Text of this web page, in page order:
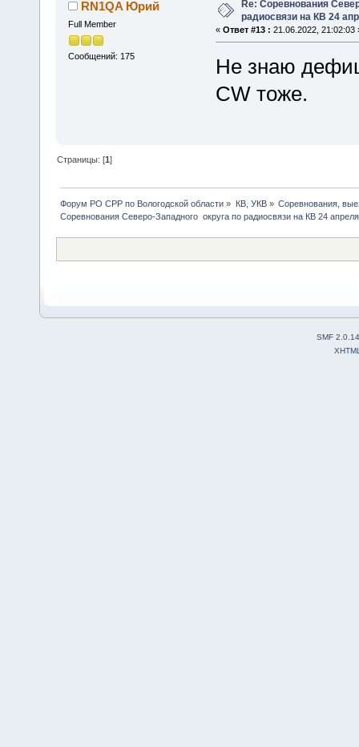
RN1QA Юрий
Full Member
Сообщений: 175
Re: Соревнования
радиосвязи на КВ 24
« Ответ #13 : 21.06.2022, 21:02:03
Не знаю
CW тоже.
Страницы: [1]
Форум РО СРР по Вологодской области » КВ, УКВ» Соревнования,
Соревнования Северо-Западного  округа по радиосвязи на КВ 24
SMF 2.0.14